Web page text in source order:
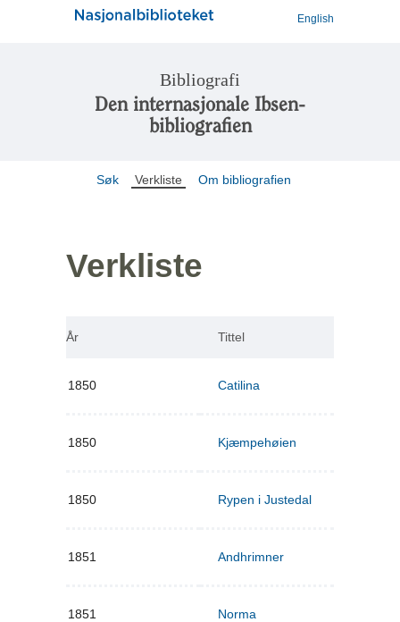
English
Bibliografi
Den internasjonale Ibsen-
bibliografien
Søk Verkliste Om bibliografien
Verkliste
År Tittel
1850 Catilina
1850 Kjæmpehøien
1850 Rypen i Justedal
1851 Andhrimner
1851 Norma